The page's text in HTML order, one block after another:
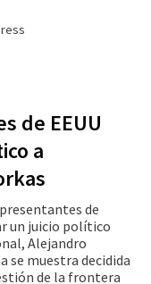
de EEUU
a
de
un juicio político
Alejandro
se muestra decidida
de la frontera